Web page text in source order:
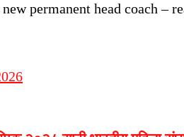
permanent head coach –